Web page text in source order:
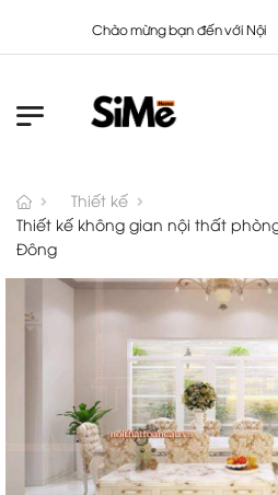
Chào mừng bạn đến với Nội Thất Toàn
Thiết kế
Thiết kế không gian nội thất
Đông